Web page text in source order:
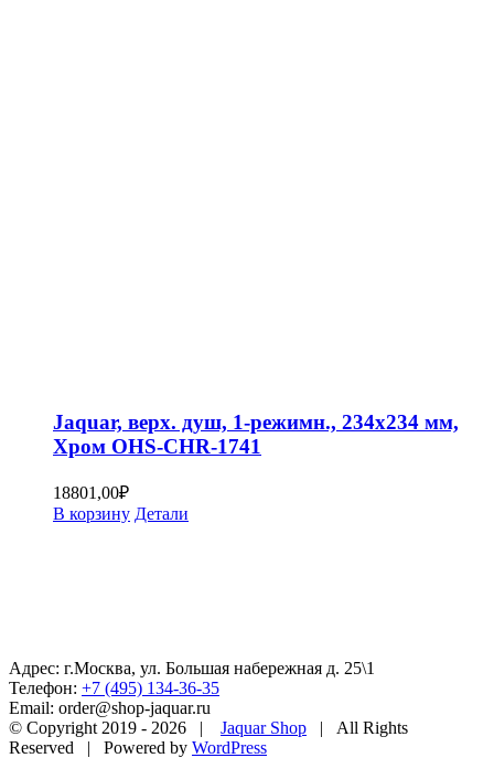
Jaquar, верх. душ, 1-режимн., 234х234 мм,
Хром OHS-CHR-1741
18801,00₽
В корзину Детали
Адрес: г.Москва, ул. Большая набережная д. 25\1
Телефон: +7 (495) 134-36-35
Email: order@shop-jaquar.ru
© Copyright 2019 - 2026 | Jaquar Shop | All Rights
Reserved | Powered by WordPress